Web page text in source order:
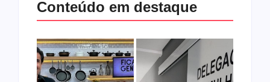
Conteúdo em destaque